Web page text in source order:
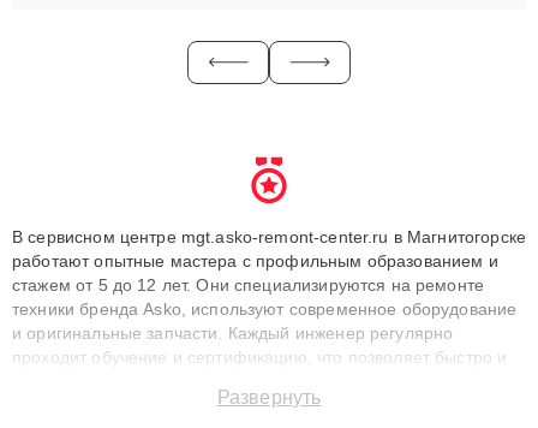
В сервисном центре mgt.asko-remont-center.ru в Магнитогорске
работают опытные мастера с профильным образованием и
стажем от 5 до 12 лет. Они специализируются на ремонте
техники бренда Asko, используют современное оборудование
и оригинальные запчасти. Каждый инженер регулярно
проходит обучение и сертификацию, что позволяет быстро и
сохранением гарантии до 3 лет. Наши мастера решают
Развернуть